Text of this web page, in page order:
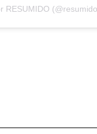
RESUMIDO